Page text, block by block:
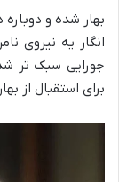
بهار شده و
انگار یه نیروی
جورایی سبک تر
برای استقبال از